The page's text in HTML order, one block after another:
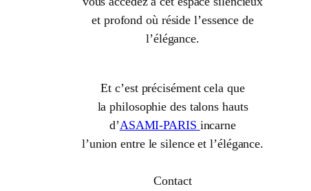
et profond où réside l’essence de
l’élégance.
Et c’est précisément cela que
la philosophie des talons hauts
d’ASAMI-PARIS incarne
l’union entre le silence et l’élégance.
Contact